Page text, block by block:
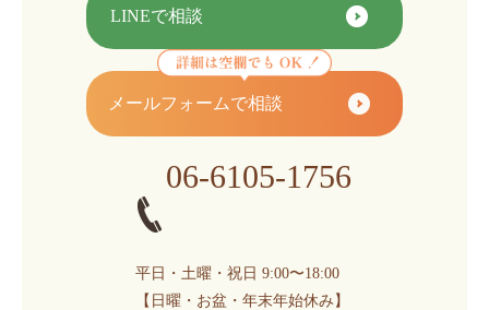
LINEで相談
メールフォームで相談
06-6105-1756
平日・土曜・祝日 9:00〜18:00
【日曜・お盆・年末年始休み】